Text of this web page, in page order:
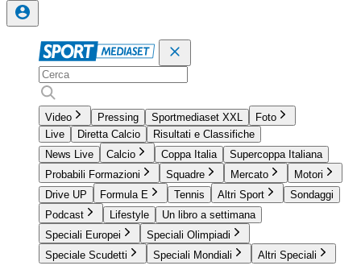
Video Pressing Sportmediaset XXL
Foto
Live
Diretta Calcio
Risultati e Classifiche
News Live
Calcio Coppa Italia
Supercoppa Italiana
Probabili Formazioni
Squadre Mercato
Motori
Drive UP
Formula E Tennis Altri Sport
Sondaggi
Podcast
Lifestyle
Un libro a settimana
Speciali Europei
Speciali Olimpiadi
Speciale Scudetti
Speciali Mondiali Altri Speciali